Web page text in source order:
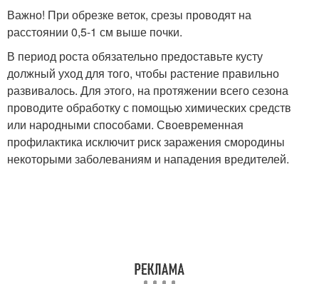
Важно! При обрезке веток, срезы проводят на
расстоянии 0,5-1 см выше почки.
В период роста обязательно предоставьте кусту
должный уход для того, чтобы растение правильно
развивалось. Для этого, на протяжении всего сезона
проводите обработку с помощью химических средств
или народными способами. Своевременная
профилактика исключит риск заражения смородины
некоторыми заболеваниям и нападения вредителей.